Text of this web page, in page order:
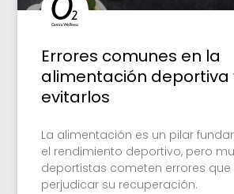
Errores comunes en la
alimentación deportiva
evitarlos
La alimentación es un pilar
el rendimiento deportivo, pero
deportistas cometen errores que
perjudicar su recuperación.